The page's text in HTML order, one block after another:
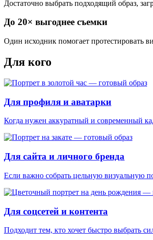
Достаточно выбрать подходящий образ,
До 20× выгоднее съемки
Один исходник помогает протестировать
Для кого
Для профиля и аватарки
Когда нужен аккуратный и современный
Для сайта и личного бренда
Если важно собрать цельную визуальную
Для соцсетей и контента
Подходит тем, кто хочет быстро выбрать